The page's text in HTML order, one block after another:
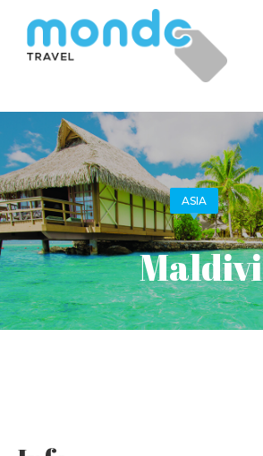
ASIA
Maldivi